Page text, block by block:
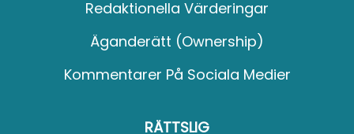
Redaktionella Värderingar
Äganderätt (Ownership)
Kommentarer På Sociala Medier
RÄTTSLIG